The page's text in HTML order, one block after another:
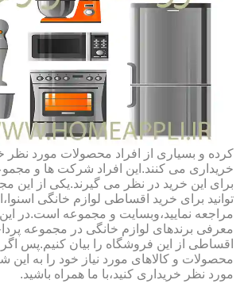
کرده و بسیاری از افراد محصولات مورد نظر
خریداری می کنند.این افراد شرکت ها و
برای این خرید در نظر می گیرند.یکی از این
توانید برای خرید اقساطی لوازم خانگی
مراجعه نمایید،وبسایت و مجموعه است.در
معرفی برندهای لوازم خانگی در مجموعه
اقساطی از این فروشگاه را بیان کنیم.پس
محصولات و کالاهای مورد نیاز خود را به
مورد نظر خریداری کنید،با ما همراه باشید.